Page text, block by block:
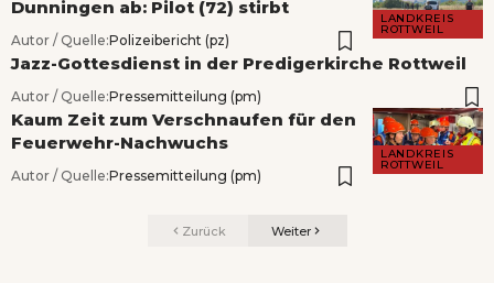
LANDKREIS
ROTTWEIL
Dunningen ab: Pilot (72) stirbt
Autor / Quelle:Polizeibericht (pz)
Jazz-Gottesdienst in der Predigerkirche Rottweil
Autor / Quelle:Pressemitteilung (pm)
LANDKREIS
ROTTWEIL
Kaum Zeit zum Verschnaufen für den
Feuerwehr-Nachwuchs
Autor / Quelle:Pressemitteilung (pm)
Zurück Weiter